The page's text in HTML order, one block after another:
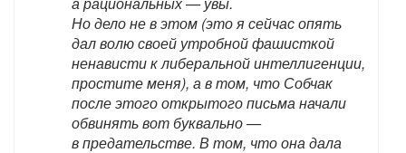
Но дело не в этом (это я сейчас опять
дал волю своей утробной фашисткой
ненависти к либеральной интеллигенции,
простите меня), а в том, что Собчак
после этого открытого письма начали
обвинять вот буквально —
в предательстве. В том, что она дала